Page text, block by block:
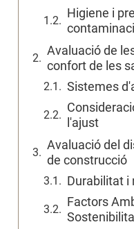
Higiene i
Avaluació de
confort de les
Sistemes
l'ajust
Avaluació del
de construcció
Durabilitat i
Factors